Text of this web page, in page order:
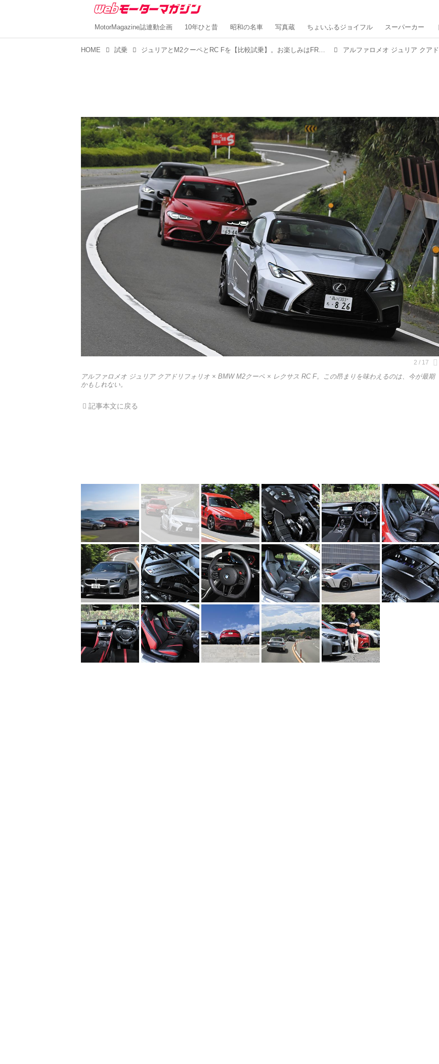
MotorMagazine誌連動企画 10年ひと昔 昭和の名車 写真蔵 ちょいふるジョイフル スーパーカー
HOME 試乗 ジュリアとM2クーペとRC Fを【比較試乗】。お楽しみはFRからはじまり、高揚感か官能性か精緻さかいずれかに至る
アルファロメオ ジュリア クアドリフォリオ × BMW M2クーペ × レクサス RC F。この昂まりを味わえるのは、今が最期
かもしれない。
記事本文に戻る